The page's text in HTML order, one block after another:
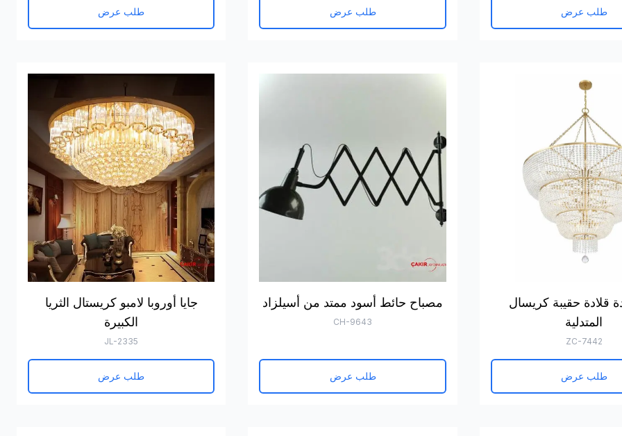
طلب عرض طلب عرض طلب عرض
قلادة حقيبة كريسال
المتدلية
ZC-7442
طلب عرض
مصباح حائط أسود ممتد من أسيلزاد
CH-9643
طلب عرض
جايا أوروبا لامبو كريستال الثريا
الكبيرة
JL-2335
طلب عرض